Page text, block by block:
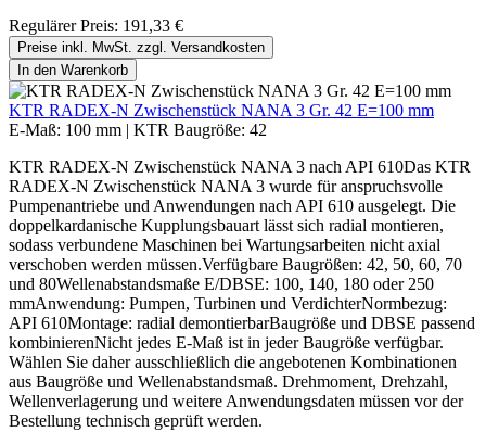
Regulärer Preis: 191,33 €
Preise inkl. MwSt. zzgl. Versandkosten
In den Warenkorb
KTR RADEX-N Zwischenstück NANA 3 Gr. 42 E=100 mm
E-Maß: 100 mm | KTR Baugröße: 42
KTR RADEX-N Zwischenstück NANA 3 nach API 610Das KTR
RADEX-N Zwischenstück NANA 3 wurde für anspruchsvolle
Pumpenantriebe und Anwendungen nach API 610 ausgelegt. Die
doppelkardanische Kupplungsbauart lässt sich radial montieren,
sodass verbundene Maschinen bei Wartungsarbeiten nicht axial
verschoben werden müssen.Verfügbare Baugrößen: 42, 50, 60, 70
und 80Wellenabstandsmaße E/DBSE: 100, 140, 180 oder 250
mmAnwendung: Pumpen, Turbinen und VerdichterNormbezug:
API 610Montage: radial demontierbarBaugröße und DBSE passend
kombinierenNicht jedes E-Maß ist in jeder Baugröße verfügbar.
Wählen Sie daher ausschließlich die angebotenen Kombinationen
aus Baugröße und Wellenabstandsmaß. Drehmoment, Drehzahl,
Wellenverlagerung und weitere Anwendungsdaten müssen vor der
Bestellung technisch geprüft werden.